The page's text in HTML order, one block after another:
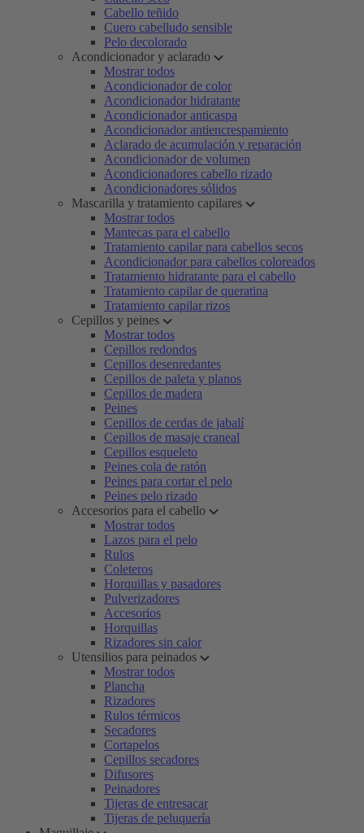
Cabello teñido
Cuero cabelludo sensible
Pelo decolorado
Acondicionador y aclarado
Mostrar todos
Acondicionador de color
Acondicionador hidratante
Acondicionador anticaspa
Acondicionador antiencrespamiento
Aclarado de acumulación y reparación
Acondicionador de volumen
Acondicionadores cabello rizado
Acondicionadores sólidos
Mascarilla y tratamiento capilares
Mostrar todos
Mantecas para el cabello
Tratamiento capilar para cabellos secos
Acondicionador para cabellos coloreados
Tratamiento hidratante para el cabello
Tratamiento capilar de queratina
Tratamiento capilar rizos
Cepillos y peines
Mostrar todos
Cepillos redondos
Cepillos desenredantes
Cepillos de paleta y planos
Cepillos de madera
Peines
Cepillos de cerdas de jabalí
Cepillos de masaje craneal
Cepillos esqueleto
Peines cola de ratón
Peines para cortar el pelo
Peines pelo rizado
Accesorios para el cabello
Mostrar todos
Lazos para el pelo
Rulos
Coleteros
Horquillas y pasadores
Pulverizadores
Accesorios
Horquillas
Rizadores sin calor
Utensilios para peinados
Mostrar todos
Plancha
Rizadores
Rulos térmicos
Secadores
Cortapelos
Cepillos secadores
Difusores
Peinadores
Tijeras de entresacar
Tijeras de peluquería